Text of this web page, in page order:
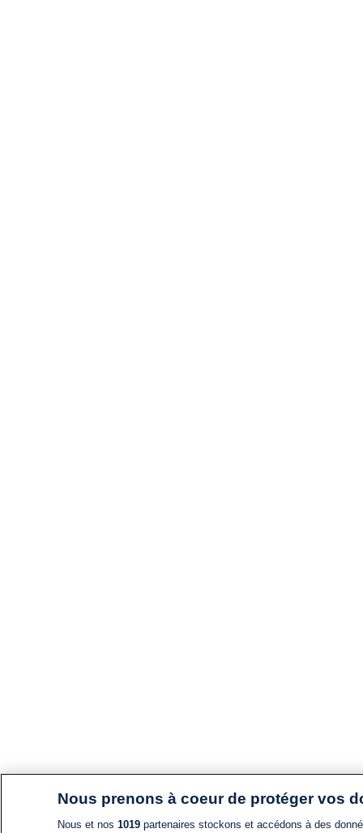
Nous prenons à coeur de protéger vos
Nous et nos 1019partenaires stockons et accédons à des